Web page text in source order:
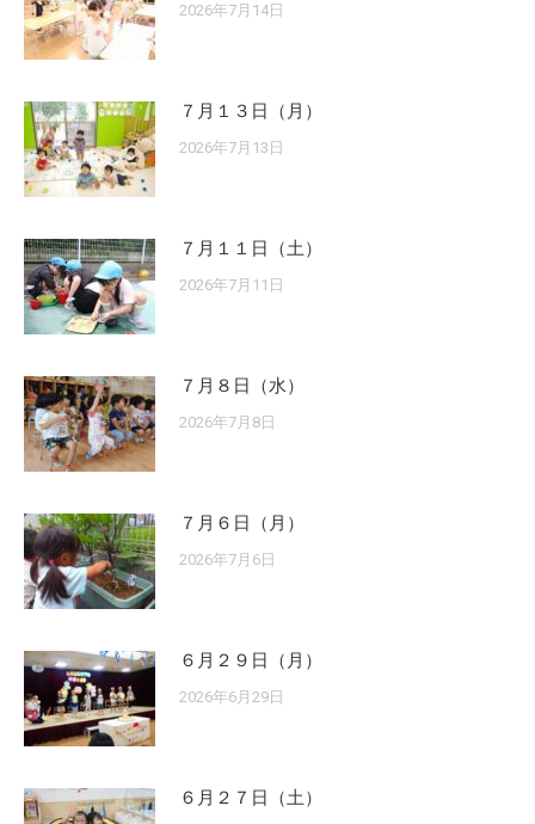
2026年7月14日
７月１３日（月）
2026年7月13日
７月１１日（土）
2026年7月11日
７月８日（水）
2026年7月8日
７月６日（月）
2026年7月6日
６月２９日（月）
2026年6月29日
６月２７日（土）